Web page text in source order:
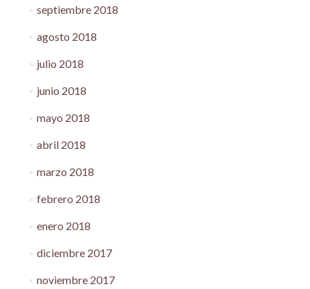
septiembre 2018
agosto 2018
julio 2018
junio 2018
mayo 2018
abril 2018
marzo 2018
febrero 2018
enero 2018
diciembre 2017
noviembre 2017